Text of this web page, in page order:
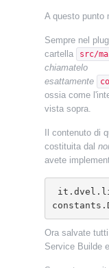
A questo punto
Sempre nel
cartella
src/
chiamatelo
esattamente
ossia come
vista sopra.
Il contenuto di
costituita dal
avete
Ora salvate
Service Builde